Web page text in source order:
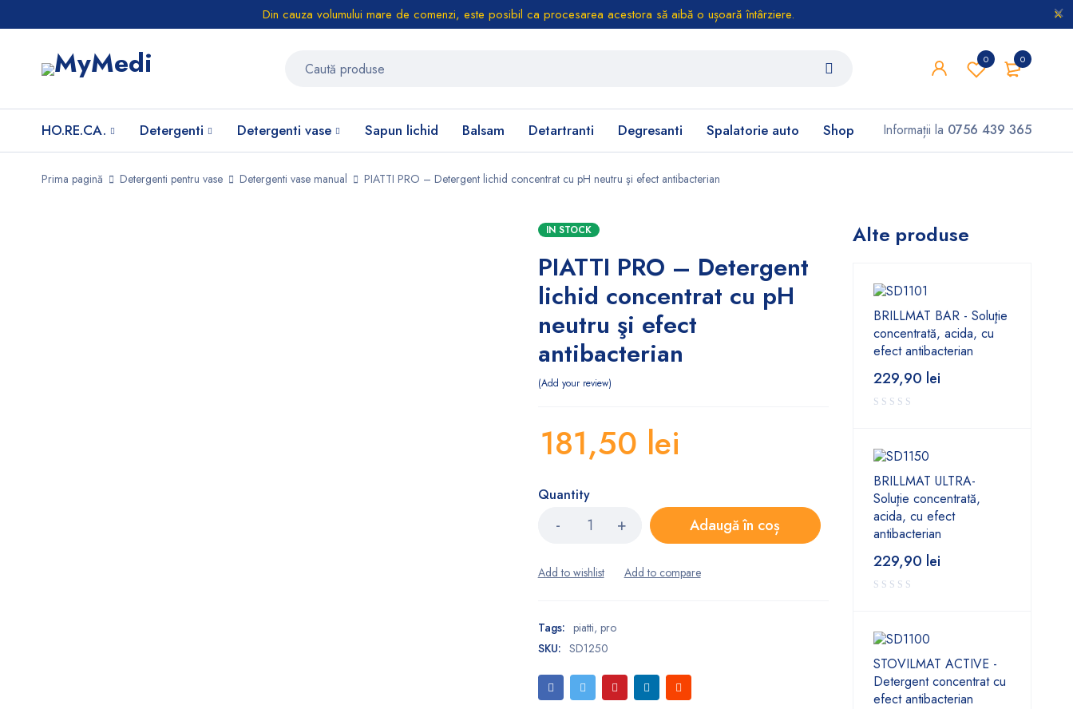
Din cauza volumului mare de comenzi, este posibil ca procesarea acestora să aibă o ușoară întârziere.
0
0
HO.RE.CA. Detergenti Detergenti vase Sapun lichid Balsam Detartranti Degresanti Spalatorie auto Shop Informații la 0756 439 365
Prima pagină Detergenti pentru vase Detergenti vase manual PIATTI PRO – Detergent lichid concentrat cu pH neutru şi efect antibacterian
IN STOCK
PIATTI PRO – Detergent
lichid concentrat cu pH
neutru şi efect
antibacterian
Add your review
181,50 lei
Quantity
Adaugă în coș
Tags: piatti, pro
SKU: SD1250
Alte produse
BRILLMAT BAR - Soluţie
concentrată, acida, cu
efect antibacterian
229,90 lei
BRILLMAT ULTRA-
Soluţie concentrată,
acida, cu efect
antibacterian
229,90 lei
STOVILMAT ACTIVE -
Detergent concentrat cu
efect antibacterian